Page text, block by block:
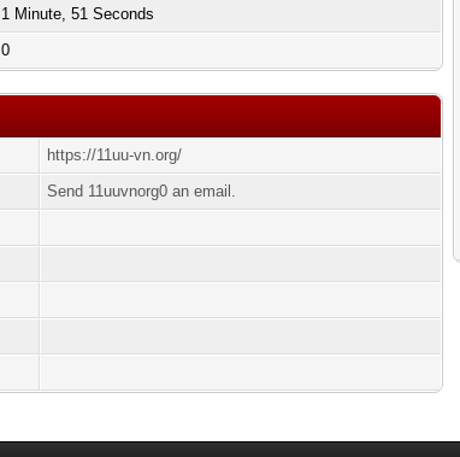
1 Minute, 51 Seconds
0
https://11uu-vn.org/
Send 11uuvnorg0 an email.